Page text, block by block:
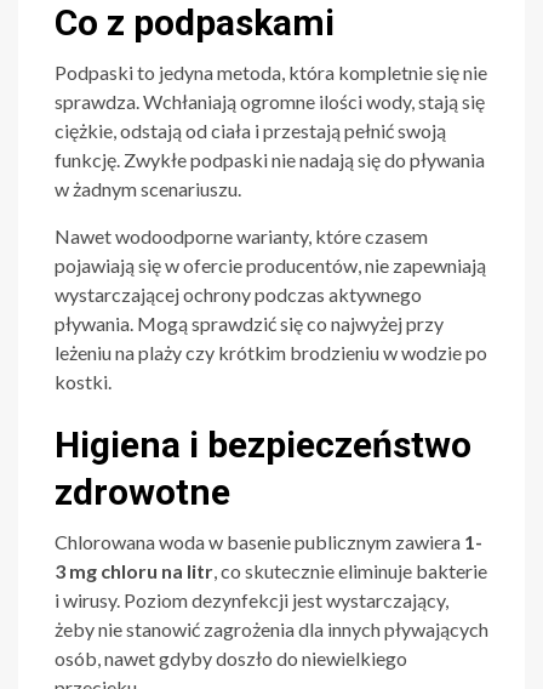
Co z podpaskami
Podpaski to jedyna metoda, która kompletnie się nie
sprawdza. Wchłaniają ogromne ilości wody, stają się
ciężkie, odstają od ciała i przestają pełnić swoją
funkcję. Zwykłe podpaski nie nadają się do pływania
w żadnym scenariuszu.
Nawet wodoodporne warianty, które czasem
pojawiają się w ofercie producentów, nie zapewniają
wystarczającej ochrony podczas aktywnego
pływania. Mogą sprawdzić się co najwyżej przy
leżeniu na plaży czy krótkim brodzieniu w wodzie po
kostki.
Higiena i bezpieczeństwo
zdrowotne
Chlorowana woda w basenie publicznym zawiera 1-
3 mg chloru na litr, co skutecznie eliminuje bakterie
i wirusy. Poziom dezynfekcji jest wystarczający,
żeby nie stanowić zagrożenia dla innych pływających
osób, nawet gdyby doszło do niewielkiego